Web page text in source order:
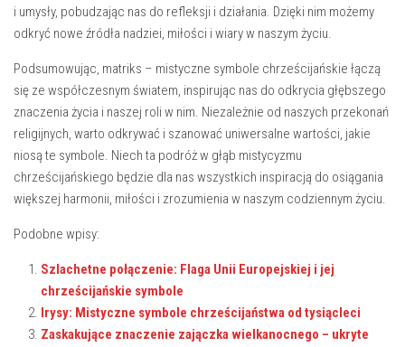
i umysły, pobudzając ⁢nas do refleksji i działania. Dzięki nim możemy
odkryć nowe ⁣źródła nadziei, miłości ‍i wiary w naszym życiu.
Podsumowując, matriks⁤ – mistyczne‍ symbole chrześcijańskie łączą
się ze współczesnym światem, ​inspirując nas ‌do odkrycia głębszego
znaczenia życia i naszej⁢ roli w nim. Niezależnie ‌od naszych przekonań
religijnych, warto odkrywać i szanować uniwersalne wartości, jakie
niosą ⁣te symbole. Niech ta‌ podróż w ​głąb‌ mistycyzmu
chrześcijańskiego będzie dla nas wszystkich inspiracją ​do‍ osiągania
‌większej harmonii, miłości i zrozumienia⁣ w ‍naszym codziennym życiu.
Podobne wpisy:
Szlachetne połączenie: Flaga Unii Europejskiej i jej
chrześcijańskie symbole
Irysy: Mistyczne symbole chrześcijaństwa od tysiącleci
Zaskakujące znaczenie zajączka wielkanocnego – ukryte